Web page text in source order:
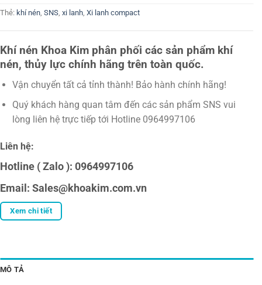
Thẻ: khí nén, SNS, xi lanh, Xi lanh compact
Khí nén Khoa Kim phân phối các sản phẩm khí
nén, thủy lực chính hãng trên toàn quốc.
Vận chuyển tất cả tỉnh thành! Bảo hành chính hãng!
Quý khách hàng quan tâm đến các sản phẩm SNS vui
lòng liên hệ trực tiếp tới Hotline 0964997106
Liên hệ:
Hotline ( Zalo ): 0964997106
Email: Sales@khoakim.com.vn
Xem chi tiết
MÔ TẢ